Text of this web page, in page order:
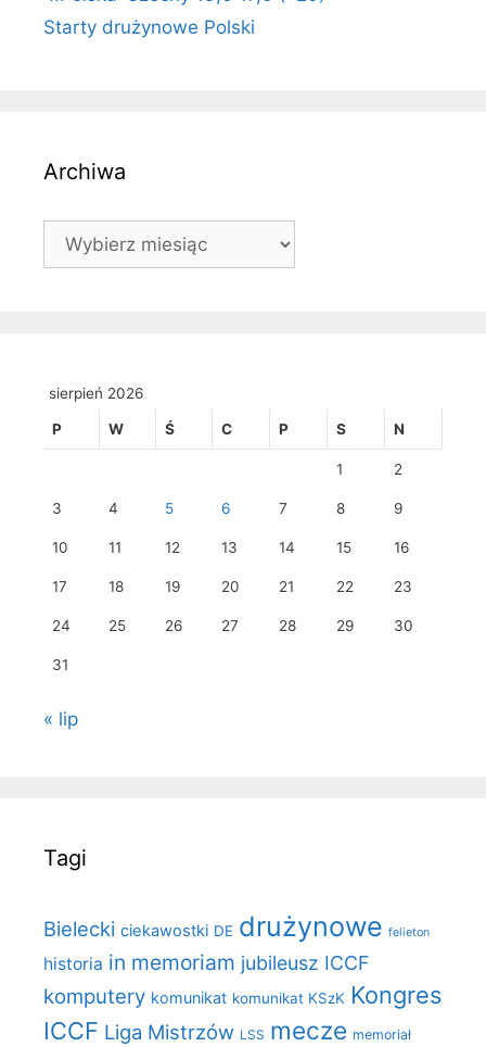
Starty drużynowe Polski
Archiwa
Archiwa
sierpień 2026
P W Ś C P S N
1 2
3 4 5 6 7 8 9
10 11 12 13 14 15 16
17 18 19 20 21 22 23
24 25 26 27 28 29 30
31
« lip
Tagi
Bielecki ciekawostki DE drużynowe felieton
historia in memoriam jubileusz ICCF
komputery komunikat komunikat KSzK Kongres
ICCF Liga Mistrzów LSS mecze memoriał